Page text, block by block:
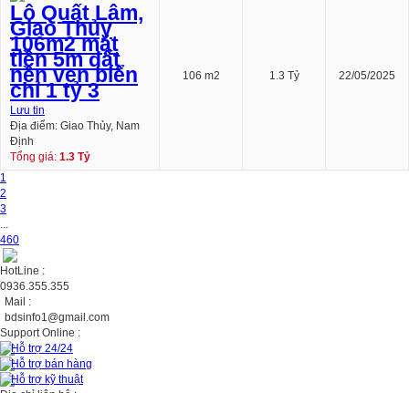
Lô Quất Lâm,
Giao Thủy
106m2 mặt
tiền 5m đất
nền ven biển
chỉ 1 tỷ 3
Lưu tin
Địa điểm: Giao Thủy, Nam
Định
Tổng giá: 1.3 Tỷ
106 m2 1.3 Tỷ 22/05/2025
1
2
3
...
460
HotLine :
0936.355.355
Mail :
bdsinfo1@gmail.com
Support Online :
Hỗ trợ 24/24
Hỗ trợ bán hàng
Hỗ trợ kỹ thuật